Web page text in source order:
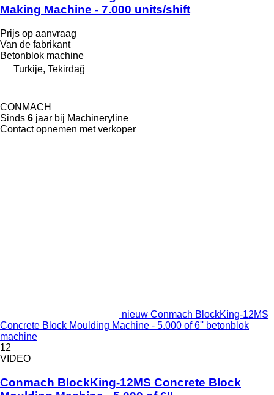
Making Machine - 7.000 units/shift
Prijs op aanvraag
Van de fabrikant
Betonblok machine
Turkije, Tekirdağ
CONMACH
Sinds 6 jaar bij Machineryline
Contact opnemen met verkoper
nieuw Conmach BlockKing-12MS
Concrete Block Moulding Machine - 5.000 of 6'' betonblok
machine
12
VIDEO
Conmach BlockKing-12MS Concrete Block